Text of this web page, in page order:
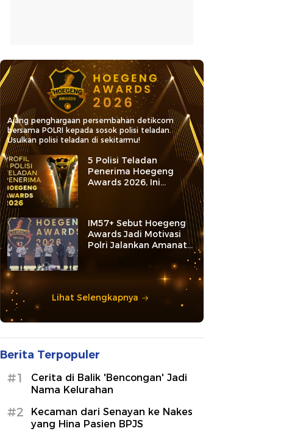
Ajang penghargaan persembahan detikcom
bersama POLRI kepada sosok polisi teladan.
Usulkan polisi teladan di sekitarmu!
5 Polisi Teladan
Penerima Hoegeng
Awards 2026, Ini
Kategori dan Kiprahnya
IM57+ Sebut Hoegeng
Awards Jadi Motivasi
Polri Jalankan Amanat
Lihat Selengkapnya
Berita Terpopuler
#1
Cerita di Balik 'Bencongan' Jadi
Nama Kelurahan
#2
Kecaman dari Senayan ke Nakes
yang Hina Pasien BPJS